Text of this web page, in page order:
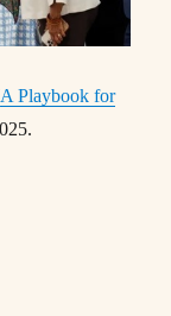
A Playbook for